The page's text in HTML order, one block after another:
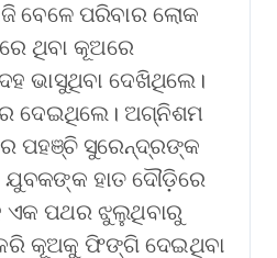
ବେଳେ ପରିବାର ଲୋକ
ଥିବା କୂଅରେ
ଭାସୁଥିବା ଦେଖିଥିଲେ।
ଦେଇଥିଲେ। ଅଗ୍ନିଶମ
ପହଞ୍ଚି ସୁରେନ୍ଦ୍ରଙ୍କ
ଯୁବକଙ୍କ ହାତ ଦୌଡ଼ିରେ
ଏକ ପଥର ଝୁଲୁଥିବାରୁ
କରି କୂଅକୁ ଫିଙ୍ଗି ଦେଇଥିବା